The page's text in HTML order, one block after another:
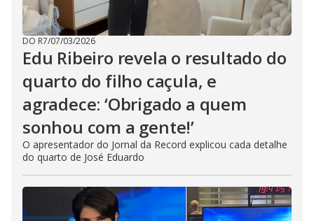
DO R7/07/03/2026
Edu Ribeiro revela o resultado do
quarto do filho caçula, e
agradece: ‘Obrigado a quem
sonhou com a gente!’
O apresentador do Jornal da Record explicou cada detalhe
do quarto de José Eduardo